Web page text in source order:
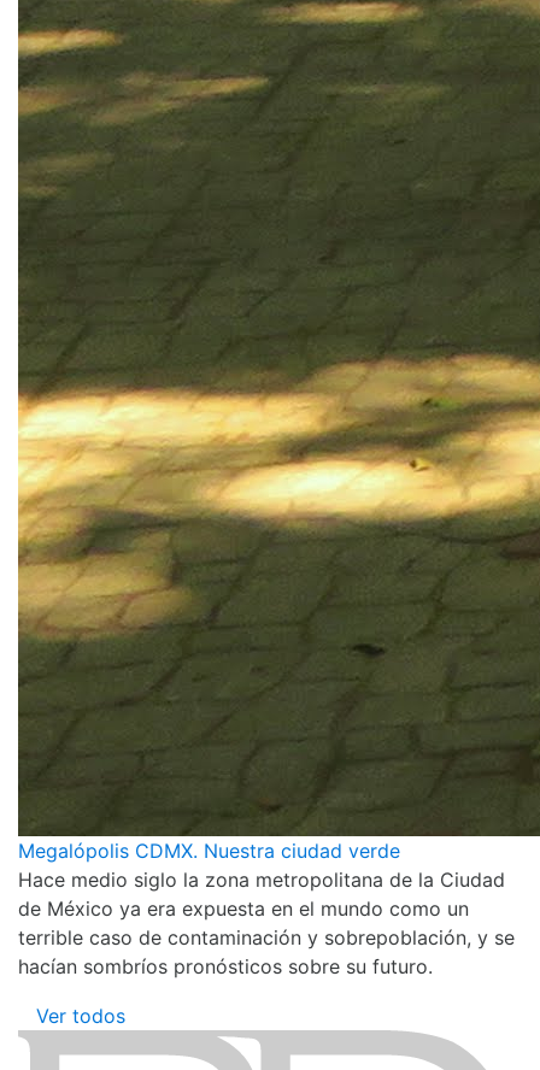
Megalópolis CDMX. Nuestra ciudad verde
Hace medio siglo la zona metropolitana de la Ciudad
de México ya era expuesta en el mundo como un
terrible caso de contaminación y sobrepoblación, y se
hacían sombríos pronósticos sobre su futuro.
Ver todos